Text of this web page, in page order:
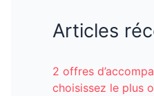
Articles
2 offres
choisissez le plus